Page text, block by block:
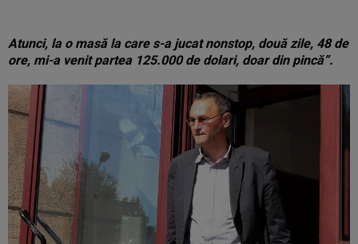
Atunci, la o masă la care s-a jucat nonstop, două zile, 48 de
ore, mi-a venit partea 125.000 de dolari, doar din pincă”.